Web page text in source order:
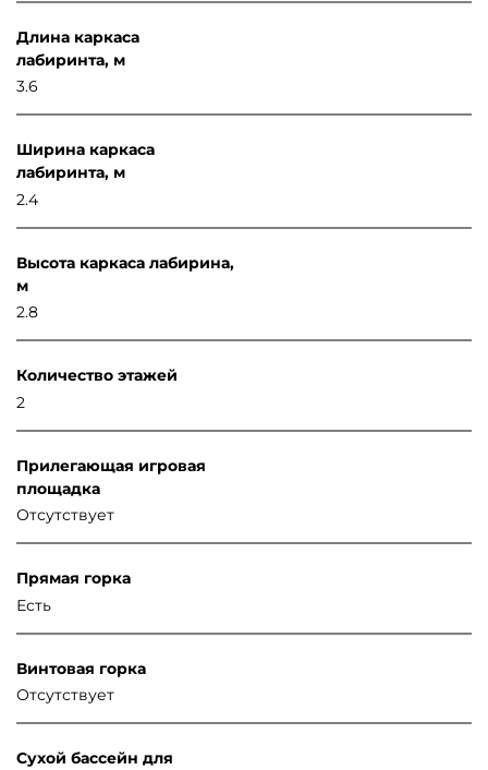
Длина каркаса
лабиринта, м
3.6
Ширина каркаса
лабиринта, м
2.4
Высота каркаса лабирина,
м
2.8
Количество этажей
2
Прилегающая игровая
площадка
Отсутствует
Прямая горка
Есть
Винтовая горка
Отсутствует
Сухой бассейн для